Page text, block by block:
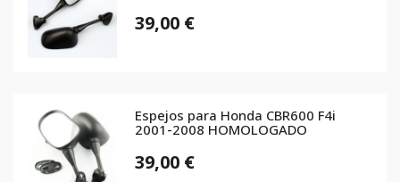
39,00 €
Espejos para Honda CBR600 F4i
2001-2008 HOMOLOGADO
39,00 €